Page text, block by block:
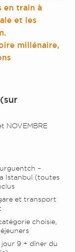
en train à
et les
millénaire,
NOVEMBRE
–
Istanbul (toutes
et transport
choisie,
9 + dîner du